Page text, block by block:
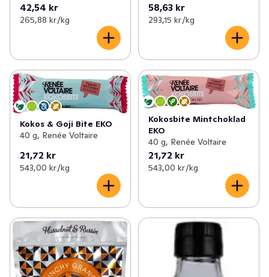
42,54 kr
265,88 kr /kg
58,63 kr
293,15 kr /kg
Kokos & Goji Bite EKO
40 g, Renée Voltaire
21,72 kr
543,00 kr /kg
Kokosbite Mintchoklad
EKO
40 g, Renée Voltaire
21,72 kr
543,00 kr /kg